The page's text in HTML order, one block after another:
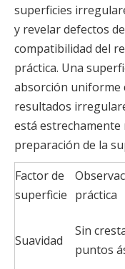
superficies
y revelar defectos
compatibilidad del
práctica. Una
absorción uniforme
resultados
está estrechamente
preparación de la
Factor de
superficie práctica
Suavidad
Sin
puntos